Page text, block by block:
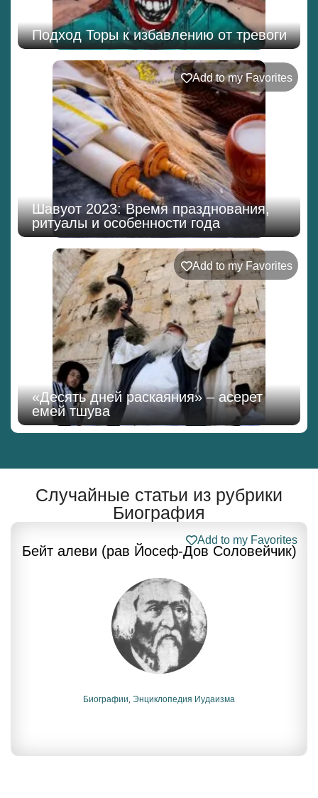
Подход Торы к избавлению от тревоги
Add to my Favorites
Шавуот 2023: Время празднования,
ритуалы и особенности года
Add to my Favorites
«Десять дней раскаяния» – асерет
емей тшува
Случайные статьи из рубрики
Биография
Бейт алеви (рав Йосеф-Дов Соловейчик)
Add to my Favorites
Биографии, Энциклопедия Иудаизма